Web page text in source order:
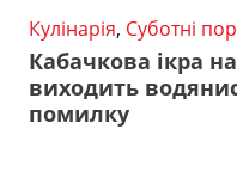
Кулінарія, Суботні
Кабачкова ікра
виходить
помилку